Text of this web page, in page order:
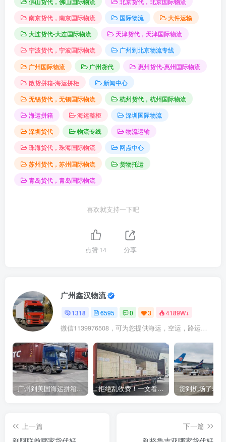
南京货代，南京国际物流
国际物流
大件运输
大连货代-大连国际物流
天津货代，天津国际物流
宁波货代，宁波国际物流
广州到北京物流专线
广州国际物流
广州货代
惠州货代-惠州国际物流
散货拼箱-海运拼柜
新闻中心
无锡货代，无锡国际物流
杭州货代，杭州国际物流
海运拼箱
海运整柜
深圳国际物流
深圳货代
物流专线
物流运输
珠海货代，珠海国际物流
网点中心
苏州货代，苏州国际物流
货物托运
青岛货代，青岛国际物流
喜欢就支持一下吧
点赞14 分享
广州鑫汉物流
1318 6595 0 3 4189W+
微信1139976508，可为您提供海运，空运，路运，铁路运输
广州到美国海运拼箱多少钱？2024年最新运费构成+隐藏费用避坑指南 拒绝乱收费！一文看懂中国货代计费套路，教你避开所有隐形坑
上一篇
下一篇